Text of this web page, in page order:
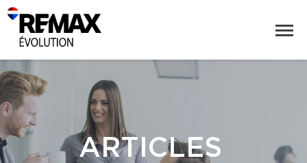
ARTICLES